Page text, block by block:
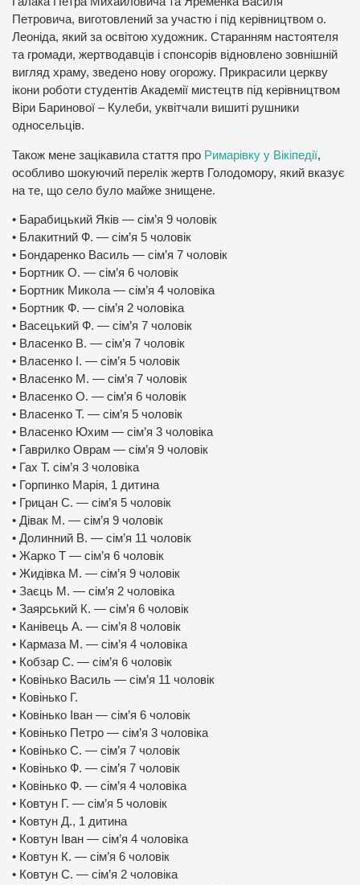
Петровича, виготовлений за участю і під керівництвом о.
Леоніда, який за освітою художник. Старанням настоятеля
та громади, жертводавців і спонсорів відновлено зовнішній
вигляд храму, зведено нову огорожу. Прикрасили церкву
ікони роботи студентів Академії мистецтв під керівництвом
Віри Баринової – Кулеби, уквітчали вишиті рушники
односельців.
Також мене зацікавила стаття про Римарівку у Вікіпедії,
особливо шокуючий перелік жертв Голодомору, який вказує
на те, що село було майже знищене.
• Барабицький Яків — сім’я 9 чоловік
• Блакитний Ф. — сім’я 5 чоловік
• Бондаренко Василь — сім’я 7 чоловік
• Бортник О. — сім’я 6 чоловік
• Бортник Микола — сім’я 4 чоловіка
• Бортник Ф. — сім’я 2 чоловіка
• Васецький Ф. — сім’я 7 чоловік
• Власенко В. — сім’я 7 чоловік
• Власенко І. — сім’я 5 чоловік
• Власенко М. — сім’я 7 чоловік
• Власенко О. — сім’я 6 чоловік
• Власенко Т. — сім’я 5 чоловік
• Власенко Юхим — сім’я 3 чоловіка
• Гаврилко Оврам — сім’я 9 чоловік
• Гах Т. сім’я 3 чоловіка
• Горпинко Марія, 1 дитина
• Грицан С. — сім’я 5 чоловік
• Дівак М. — сім’я 9 чоловік
• Долинний В. — сім’я 11 чоловік
• Жарко Т — сім’я 6 чоловік
• Жидівка М. — сім’я 9 чоловік
• Заєць М. — сім’я 2 чоловіка
• Заярський К. — сім’я 6 чоловік
• Канівець А. — сім’я 8 чоловік
• Кармаза М. — сім’я 4 чоловіка
• Кобзар С. — сім’я 6 чоловік
• Ковінько Василь — сім’я 11 чоловік
• Ковінько Г.
• Ковінько Іван — сім’я 6 чоловік
• Ковінько Петро — сім’я 3 чоловіка
• Ковінько С. — сім’я 7 чоловік
• Ковінько Ф. — сім’я 7 чоловік
• Ковінько Ф. — сім’я 4 чоловіка
• Ковтун Г. — сім’я 5 чоловік
• Ковтун Д., 1 дитина
• Ковтун Іван — сім’я 4 чоловіка
• Ковтун К. — сім’я 6 чоловік
• Ковтун С. — сім’я 2 чоловіка